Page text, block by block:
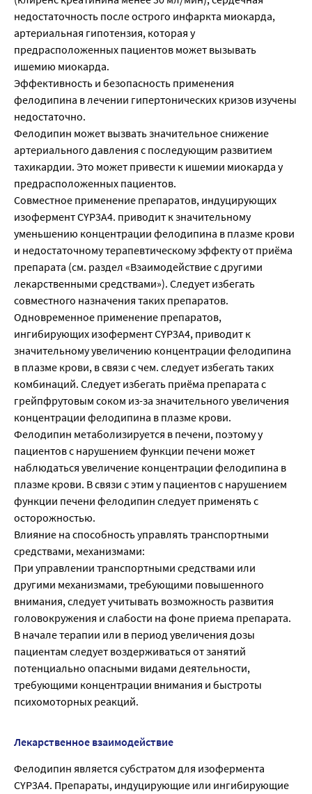
недостаточность после острого инфаркта миокарда,
артериальная гипотензия, которая у
предрасположенных пациентов может вызывать
ишемию миокарда.
Эффективность и безопасность применения
фелодипина в лечении гипертонических кризов изучены
недостаточно.
Фелодипин может вызвать значительное снижение
артериального давления с последующим развитием
тахикардии. Это может привести к ишемии миокарда у
предрасположенных пациентов.
Совместное применение препаратов, индуцирующих
изофермент CYP3A4. приводит к значительному
уменьшению концентрации фелодипина в плазме крови
и недостаточному терапевтическому эффекту от приёма
препарата (см. раздел «Взаимодействие с другими
лекарственными средствами»). Следует избегать
совместного назначения таких препаратов.
Одновременное применение препаратов,
ингибирующих изофермент CYP3A4, приводит к
значительному увеличению концентрации фелодипина
в плазме крови, в связи с чем. следует избегать таких
комбинаций. Следует избегать приёма препарата с
грейпфрутовым соком из-за значительного увеличения
концентрации фелодипина в плазме крови.
Фелодипин метаболизируется в печени, поэтому у
пациентов с нарушением функции печени может
наблюдаться увеличение концентрации фелодипина в
плазме крови. В связи с этим у пациентов с нарушением
функции печени фелодипин следует применять с
осторожностью.
Влияние на способность управлять транспортными
средствами, механизмами:
При управлении транспортными средствами или
другими механизмами, требующими повышенного
внимания, следует учитывать возможность развития
головокружения и слабости на фоне приема препарата.
В начале терапии или в период увеличения дозы
пациентам следует воздерживаться от занятий
потенциально опасными видами деятельности,
требующими концентрации внимания и быстроты
психомоторных реакций.
Лекарственное взаимодействие
Фелодипин является субстратом для изофермента
CYP3A4. Препараты, индуцирующие или ингибирующие